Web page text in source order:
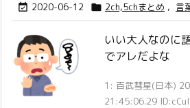
 2020-06-12  2ch,5chまとめ , 言
いい大人なのに
でアレだよな
1: 百武彗星(日本)
21:45:06.29 ID:cCuI